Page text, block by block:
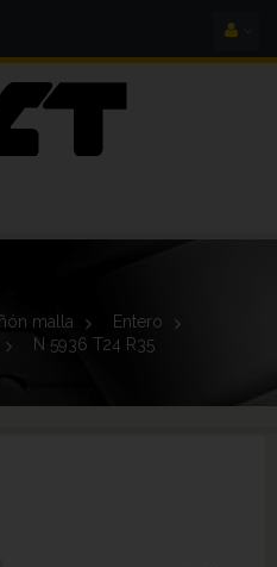
malla >
Entero
> N 5936 T24 R35